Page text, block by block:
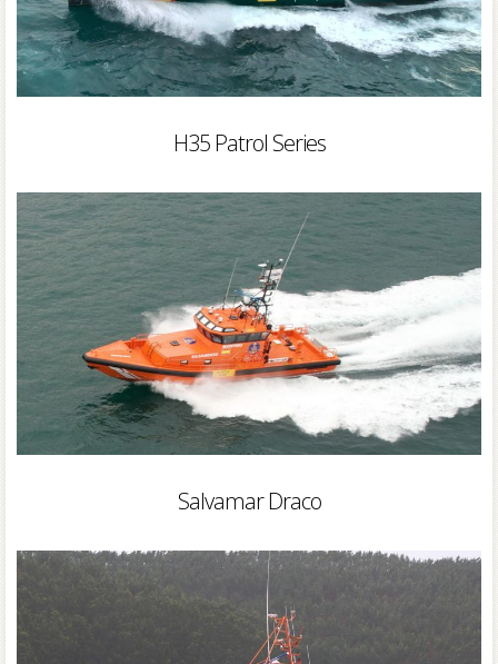
H35 Patrol Series
Salvamar Draco